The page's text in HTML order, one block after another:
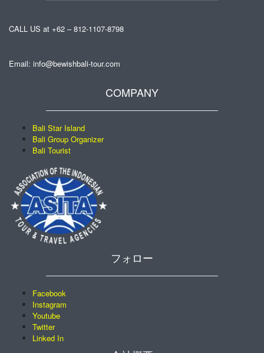
CALL US at +62 – 812-1107-8798
Email: info@bewishbali-tour.com
COMPANY
Bali Star Island
Bali Group Organizer
Bali Tourist
フォロー
Facebook
Instagram
Youtube
Twitter
Linked In